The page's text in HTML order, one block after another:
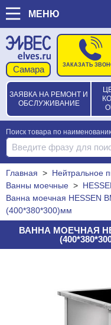
МЕНЮ
ЗАЯВКА НА РЕМОНТ И
ОБСЛУЖИВАНИЕ
ЗАКАЗАТЬ
Поиск товара по
Главная > Нейтральное
Ванны моечные >
Ванна моечная HESSEN
(400*380*300)мм
ВАННА МОЕЧНАЯ